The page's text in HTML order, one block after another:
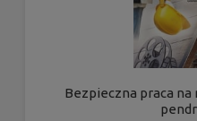
Bezpieczna praca